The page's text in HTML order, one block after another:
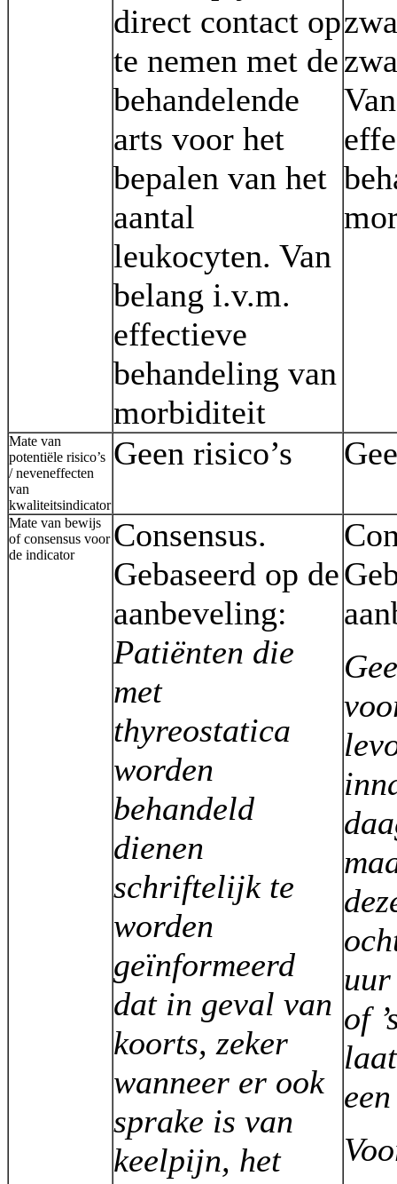
direct contact op
te nemen met de
behandelende
arts voor het
bepalen van het
aantal
leukocyten. Van
belang i.v.m.
effectieve
behandeling van
morbiditeit
Mate van
potentiële risico’s
/ neveneffecten
van
kwaliteitsindicator
Geen risico’s
Mate van bewijs
of consensus voor
de indicator
Consensus.
Gebaseerd op de
aanbeveling:
Patiënten die
met
thyreostatica
worden
behandeld
dienen
schriftelijk te
worden
geïnformeerd
dat in geval van
koorts, zeker
wanneer er ook
sprake is van
keelpijn, het
of